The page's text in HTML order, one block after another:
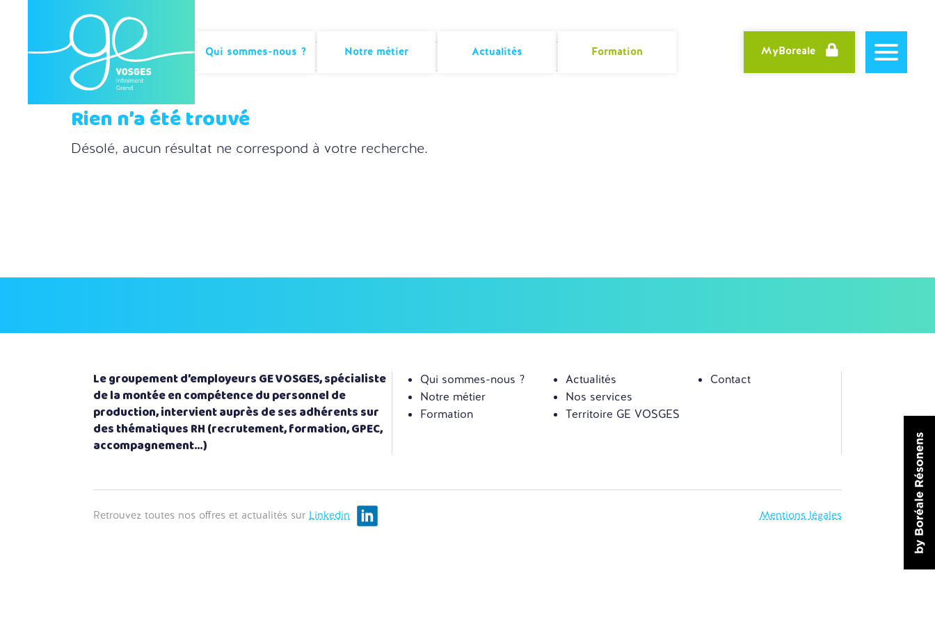
Qui sommes-nous ? Notre métier Actualités Formation MyBoreale
Rien n’a été trouvé
Désolé, aucun résultat ne correspond à votre recherche.
Le groupement d’employeurs GE VOSGES, spécialiste
de la montée en compétence du personnel de
production, intervient auprès de ses adhérents sur
des thématiques RH (recrutement, formation, GPEC,
accompagnement…)
Qui sommes-nous ?
Notre métier
Formation
Actualités
Nos services
Territoire GE VOSGES
Contact
Retrouvez toutes nos offres et actualités surLinkedin Mentions légales